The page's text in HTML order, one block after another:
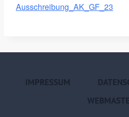
Ausschreibung_AK_GF_23
IMPRESSUM